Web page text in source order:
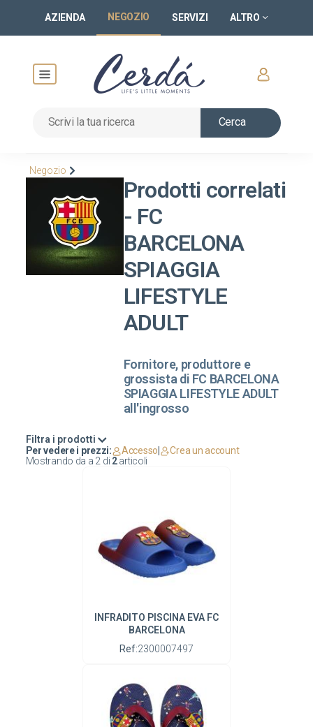
AZIENDA NEGOZIO SERVIZI ALTRO
Cerca
Negozio
Prodotti correlati
- FC
BARCELONA
SPIAGGIA
LIFESTYLE
ADULT
Fornitore, produttore e
grossista di FC BARCELONA
SPIAGGIA LIFESTYLE ADULT
all'ingrosso
Filtra i prodotti
Mostrando da a 2 di 2articoli
Per vedere i prezzi: Accesso Crea un account
INFRADITO PISCINA EVA FC
BARCELONA
Ref:2300007497